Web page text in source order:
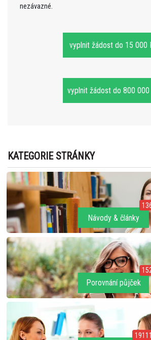
nezávazné.
vyplnit žádost do 15 000
vyplnit žádost do 800 000
KATEGORIE STRÁNKY
Návody & články
Porovnání půjček